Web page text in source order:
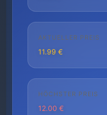
AKTUELLER PREIS
11.99 €
HÖCHSTER PREIS
12.00 €